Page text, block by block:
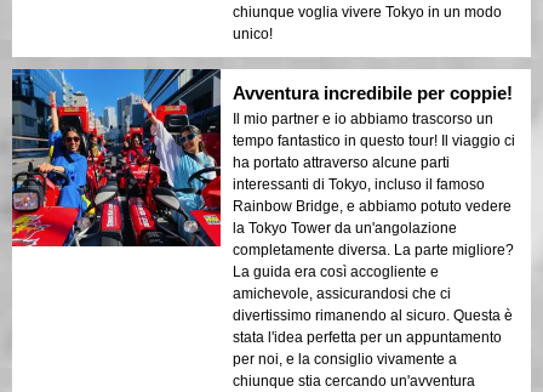
chiunque voglia vivere Tokyo in un modo
unico!
Avventura incredibile per coppie!
Il mio partner e io abbiamo trascorso un
tempo fantastico in questo tour! Il viaggio ci
ha portato attraverso alcune parti
interessanti di Tokyo, incluso il famoso
Rainbow Bridge, e abbiamo potuto vedere
la Tokyo Tower da un'angolazione
completamente diversa. La parte migliore?
La guida era così accogliente e
amichevole, assicurandosi che ci
divertissimo rimanendo al sicuro. Questa è
stata l'idea perfetta per un appuntamento
per noi, e la consiglio vivamente a
chiunque stia cercando un'avventura